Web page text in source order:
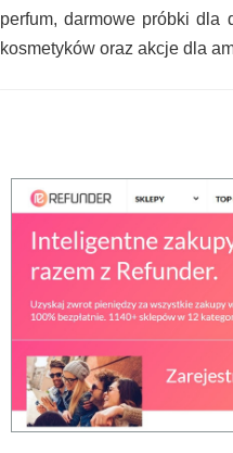
perfum, darmowe próbki dla
kosmetyków oraz akcje dla